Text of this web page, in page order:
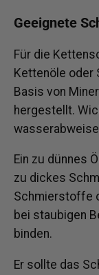
Geeignete
Für die
Kettenöle oder
Basis von
hergestellt.
Ein zu dünnes
zu dickes
Schmierstoffe
bei staubigen
binden.
Er sollte das